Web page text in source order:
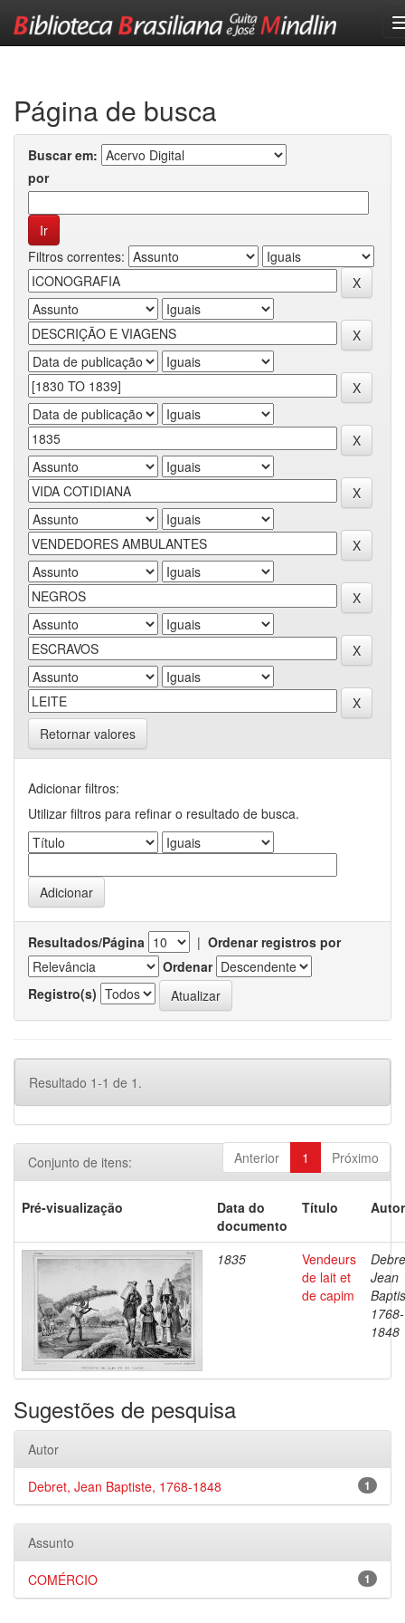
Página de busca
Buscar em:
por
Filtros correntes:
Retornar valores
Adicionar filtros:
Utilizar filtros para refinar o resultado de busca.
Resultados/Página | Ordenar registros por
Ordenar
Registro(s)
Resultado 1-1 de 1.
Anterior 1 Próximo
Conjunto de itens:
Pré-visualização
Data do
documento
Título
1835
Vendeurs
de lait et
de capim
Jean
1768-
1848
Sugestões de pesquisa
Autor
1
Debret, Jean Baptiste, 1768-1848
Assunto
1
COMÉRCIO